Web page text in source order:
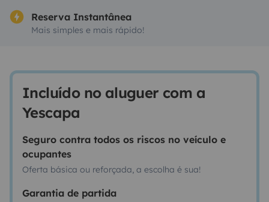
Reserva Instantânea
Mais simples e mais rápido!
Incluído no aluguer com a
Yescapa
Seguro contra todos os riscos no veículo e
ocupantes
Oferta básica ou reforçada, a escolha é sua!
Garantia de partida